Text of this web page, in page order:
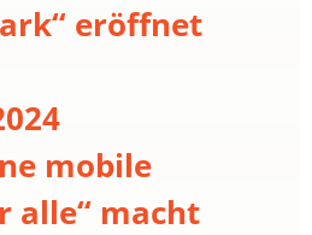
eröffnet
mobile
alle“ macht